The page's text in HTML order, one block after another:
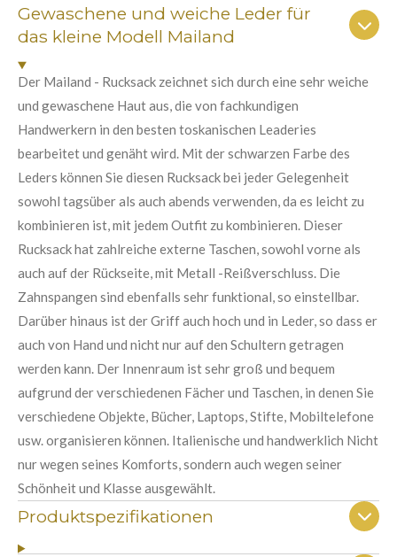
u
n
g
:
5
S
t
e
r
n
e
n n
e
n
e
n
e
n
e
a
b
s
n
d
e
n
Gewaschene und weiche Leder für
das kleine Modell Mailand
Der Mailand - Rucksack zeichnet sich durch eine sehr weiche
und gewaschene Haut aus, die von fachkundigen
Handwerkern in den besten toskanischen Leaderies
bearbeitet und genäht wird. Mit der schwarzen Farbe des
Leders können Sie diesen Rucksack bei jeder Gelegenheit
sowohl tagsüber als auch abends verwenden, da es leicht zu
kombinieren ist, mit jedem Outfit zu kombinieren. Dieser
Rucksack hat zahlreiche externe Taschen, sowohl vorne als
auch auf der Rückseite, mit Metall -Reißverschluss. Die
Zahnspangen sind ebenfalls sehr funktional, so einstellbar.
Darüber hinaus ist der Griff auch hoch und in Leder, so dass er
auch von Hand und nicht nur auf den Schultern getragen
werden kann. Der Innenraum ist sehr groß und bequem
aufgrund der verschiedenen Fächer und Taschen, in denen Sie
verschiedene Objekte, Bücher, Laptops, Stifte, Mobiltelefone
usw. organisieren können. Italienische und handwerklich Nicht
nur wegen seines Komforts, sondern auch wegen seiner
Schönheit und Klasse ausgewählt.
Produktspezifikationen